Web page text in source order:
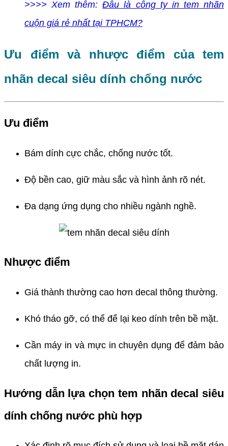
>>>> Xem thêm:Đâu là công ty in tem nhãn
cuộn giá rẻ nhất tại TPHCM?
Ưu điểm và nhược điểm của tem
nhãn decal siêu dính chống nước
Ưu điểm
Bám dính cực chắc, chống nước tốt.
Độ bền cao, giữ màu sắc và hình ảnh rõ nét.
Đa dạng ứng dụng cho nhiều ngành nghề.
Nhược điểm
Giá thành thường cao hơn decal thông thường.
Khó tháo gỡ, có thể để lại keo dính trên bề mặt.
Cần máy in và mực in chuyên dụng để đảm bảo
chất lượng in.
Hướng dẫn lựa chọn tem nhãn decal siêu
dính chống nước phù hợp